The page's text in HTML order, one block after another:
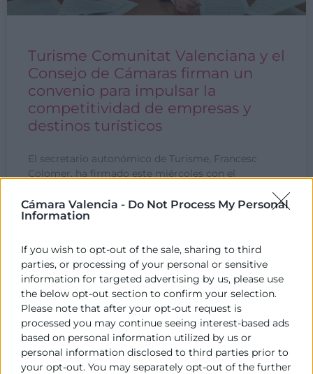
Cámara Valencia - Do Not Process My Personal
Information
If you wish to opt-out of the sale, sharing to third
parties, or processing of your personal or sensitive
information for targeted advertising by us, please use
the below opt-out section to confirm your selection.
Please note that after your opt-out request is
processed you may continue seeing interest-based ads
based on personal information utilized by us or
personal information disclosed to third parties prior to
your opt-out. You may separately opt-out of the further
Turisme Comunitat Valenciana y el
Consejo de Cámaras firman un
convenio para impulsar la
competitividad de empresas y
destinos turísticos
El secretario autonómico de Turisme, Francesc
Colomer, ha firmado este miércoles con el
Valenciana, José Vicente Morata, un
24 de mayo de 2023